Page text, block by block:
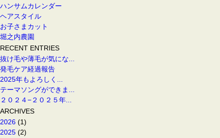
ハンサムカレンダー
ヘアスタイル
お子さまカット
堀之内農園
RECENT ENTRIES
抜け毛や薄毛が気にな...
発毛ケア経過報告
2025年もよろしく...
テーマソングができま...
２０２４−２０２５年...
ARCHIVES
2026 (1)
2025 (2)